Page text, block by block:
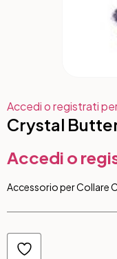
Accedi o registrati
Crystal
Accedi o
Accessorio per Collare